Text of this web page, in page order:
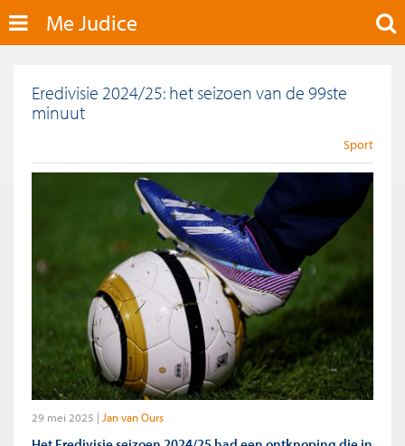
Me Judice
Eredivisie 2024/25: het seizoen van de 99ste
minuut
Sport
29 mei 2025 Jan van Ours